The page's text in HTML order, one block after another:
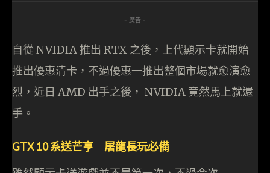
- 廣告 -
自從 NVIDIA 推出 RTX 之後，上代顯示卡就開始
推出優惠清卡，不過優惠一推出整個市場就愈演愈
烈，近日 AMD 出手之後， NVIDIA 竟然馬上就還
手。
GTX 10 系送芒亨 屠龍長玩必備